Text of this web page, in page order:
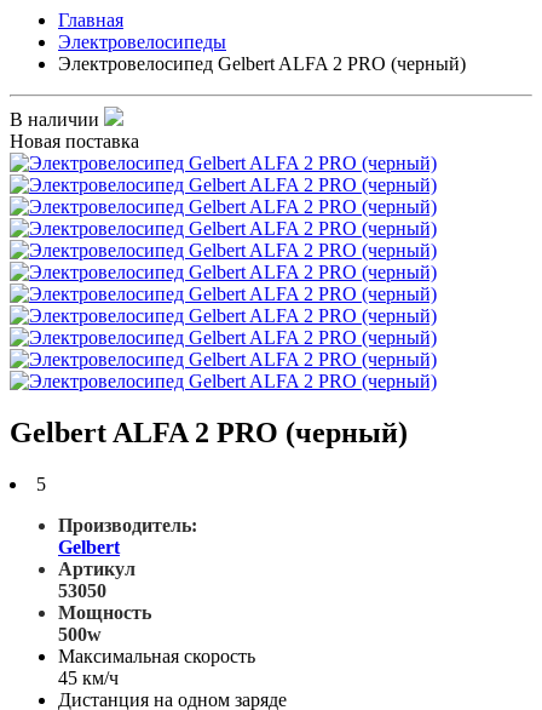
Главная
Электровелосипеды
Электровелосипед Gelbert ALFA 2 PRO (черный)
В наличии
Новая поставка
Gelbert ALFA 2 PRO (черный)
5
Производитель:
Gelbert
Артикул
53050
Мощность
500w
Максимальная скорость
45 км/ч
Дистанция на одном заряде